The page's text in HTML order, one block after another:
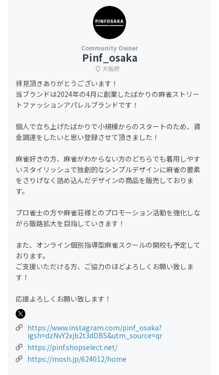
Pinf_osaka
大阪府
拝見頂きありがとうございます！
当ブランドは2024年の4月に創業したばかりの麻雀ストリー
トファッションアパレルブランドです！
個人で立ち上げたばかりで小規模からのスタートのため、資
金調達をしたいと思い登録させて頂きました！
麻雀好きの方、麻雀がわからない方のどちらでも着用しやす
いスタイリッシュで独創的なシンプルデザインに麻雀の要素
をさりげなく詰め込んだデザインの商品を販売しておりま
す。
プロ雀士の方や麻雀荘様とのプロモーション活動を強化しな
がら販路拡大を目指していきます！
また、オンライン個別指導型麻雀スクールの開校も予定して
おります。
ご支援いただける方、ご協力のほどよろしくお願い致しま
す！
応援よろしくお願い致します！
https://www.instagram.com/pinf_osaka?
igsh=dzNvY2xjb2t3dDB5&utm_source=qr
https://pinf.shopselect.net/
https://mosh.jp/624012/home